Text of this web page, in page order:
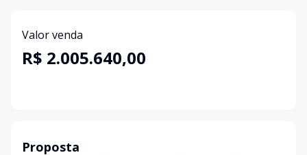
Valor venda
R$ 2.005.640,00
Proposta